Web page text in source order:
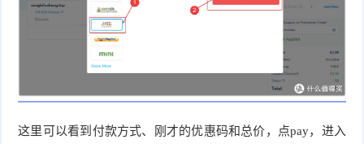
这里可以看到付款方式、刚才的优惠码和总价，点pay，进入